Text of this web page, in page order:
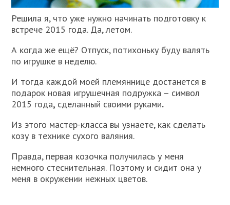
Решила я, что уже нужно начинать подготовку к
встрече 2015 года. Да, летом.
А когда же ещё? Отпуск, потихоньку буду валять
по игрушке в неделю.
И тогда каждой моей племяннице достанется в
подарок новая игрушечная подружка – символ
2015 года, сделанный своими руками.
Из этого мастер-класса вы узнаете, как сделать
козу в технике сухого валяния.
Правда, первая козочка получилась у меня
немного стеснительная. Поэтому и сидит она у
меня в окружении нежных цветов.